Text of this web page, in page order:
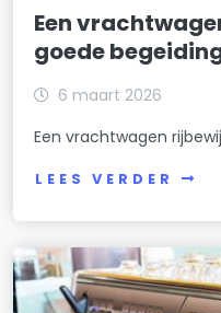
Een
goede
6 maart 2026
Een vrachtwagen
LEES VERDER